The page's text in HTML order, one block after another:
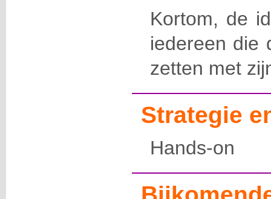
Kortom, de
iedereen die
zetten met
Strategie
Hands-on